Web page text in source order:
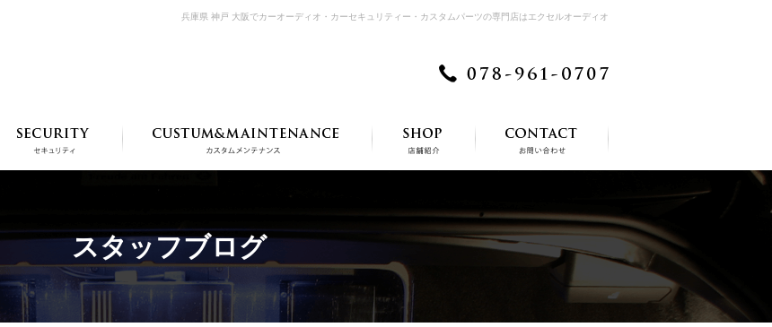
兵庫県 神戸 大阪でカーオーディオ・カーセキュリティー・カスタムパーツの専門店はエクセルオーディオ
スタッフブログ